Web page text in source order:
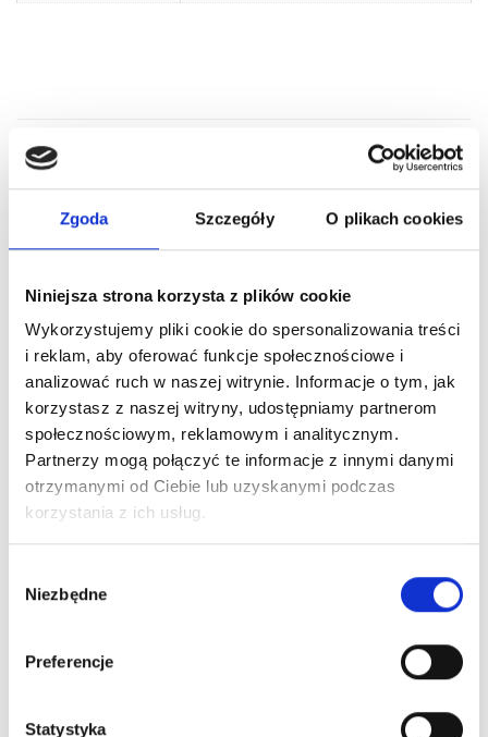
Zgoda Szczegóły O plikach cookies
Niniejsza strona korzysta z plików cookie
Wykorzystujemy pliki cookie do spersonalizowania treści
i reklam, aby oferować funkcje społecznościowe i
analizować ruch w naszej witrynie. Informacje o tym, jak
korzystasz z naszej witryny, udostępniamy partnerom
społecznościowym, reklamowym i analitycznym.
Partnerzy mogą połączyć te informacje z innymi danymi
otrzymanymi od Ciebie lub uzyskanymi podczas
korzystania z ich usług.
zgody
Niezbędne
Preferencje
Statystyka
RELATED PRODUCTS
ARTICLE:25245
150x200mm
4.10 € / piece 1.20 € / piece